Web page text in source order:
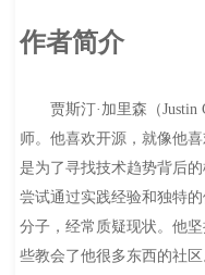
作者简介
贾斯汀·加里森（Justin
师。他喜欢开源，就像他
是为了寻找技术趋势背后
尝试通过实践经验和独特
分子，经常质疑现状。他
些教会了他很多东西的社区